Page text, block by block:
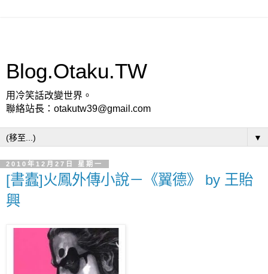
Blog.Otaku.TW
用冷笑話改變世界。
聯絡站長：otakutw39@gmail.com
▼
2010年12月27日 星期一
[書蠹]火鳳外傳小說－《翼德》 by 王貽
興